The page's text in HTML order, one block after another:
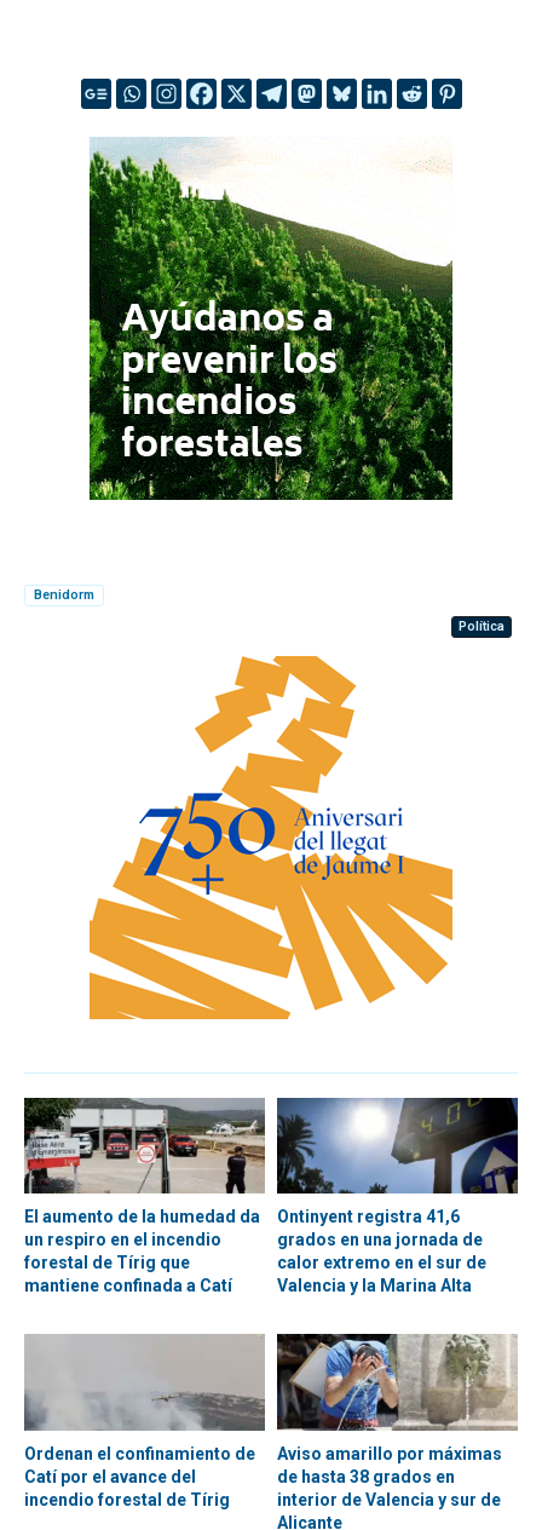
Benidorm
Política
El aumento de la humedad da
un respiro en el incendio
forestal de Tírig que
mantiene confinada a Catí
Ontinyent registra 41,6
grados en una jornada de
calor extremo en el sur de
Valencia y la Marina Alta
Ordenan el confinamiento de
Catí por el avance del
incendio forestal de Tírig
Aviso amarillo por máximas
de hasta 38 grados en
interior de Valencia y sur de
Alicante